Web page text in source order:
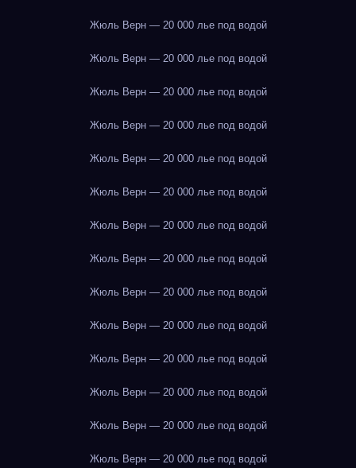
Жюль Верн — 20 000 лье под водой
Жюль Верн — 20 000 лье под водой
Жюль Верн — 20 000 лье под водой
Жюль Верн — 20 000 лье под водой
Жюль Верн — 20 000 лье под водой
Жюль Верн — 20 000 лье под водой
Жюль Верн — 20 000 лье под водой
Жюль Верн — 20 000 лье под водой
Жюль Верн — 20 000 лье под водой
Жюль Верн — 20 000 лье под водой
Жюль Верн — 20 000 лье под водой
Жюль Верн — 20 000 лье под водой
Жюль Верн — 20 000 лье под водой
Жюль Верн — 20 000 лье под водой